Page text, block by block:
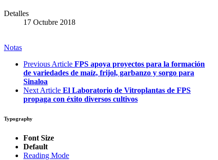
Detalles
17 Octubre 2018
Notas
Previous Article FPS apoya proyectos para la formación
de variedades de maíz, frijol, garbanzo y sorgo para
Sinaloa
Next Article El Laboratorio de Vitroplantas de FPS
propaga con éxito diversos cultivos
Typography
Font Size
Default
Reading Mode